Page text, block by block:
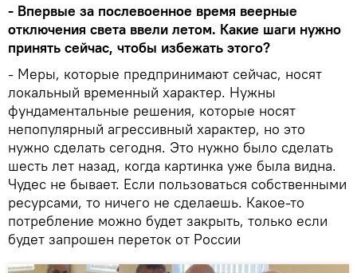
- Впервые за послевоенное время веерные
отключения света ввели летом. Какие шаги нужно
принять сейчас, чтобы избежать этого?
- Меры, которые предпринимают сейчас, носят
локальный временный характер. Нужны
фундаментальные решения, которые носят
непопулярный агрессивный характер, но это
нужно сделать сегодня. Это нужно было сделать
шесть лет назад, когда картинка уже была видна.
Чудес не бывает. Если пользоваться собственными
ресурсами, то ничего не сделаешь. Какое-то
потребление можно будет закрыть, только если
будет запрошен переток от России